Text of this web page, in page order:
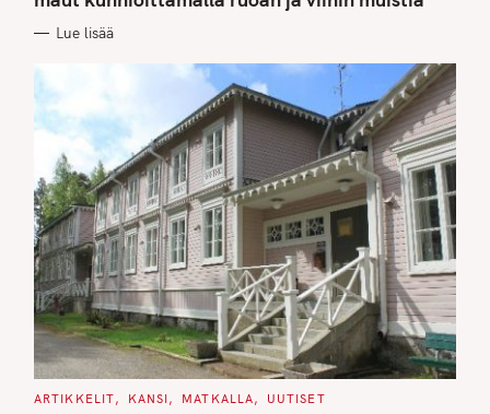
O
I
Lue lisää
C
ARTIKKELIT KANSI MATKALLA UUTISET